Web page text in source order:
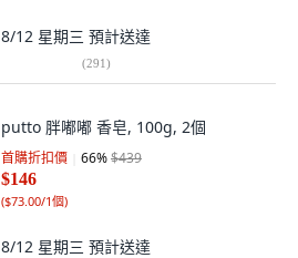
8/12 星期三 預計送達
(291)
putto 胖嘟嘟 香皂, 100g, 2個
首購折扣價 66%$439
$146
($73.00/1個)
8/12 星期三 預計送達